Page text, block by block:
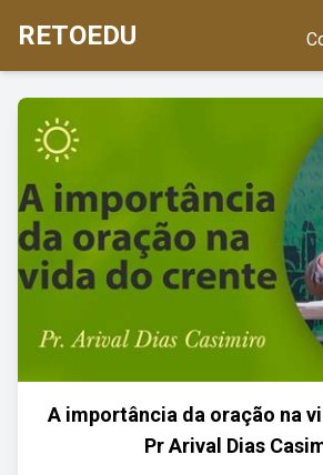
RETOEDU
A importância da oração na
Pr Arival Dias